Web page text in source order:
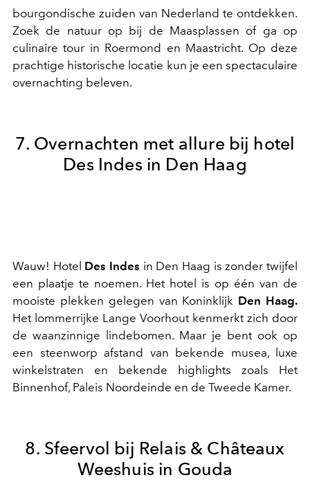
bourgondische zuiden van Nederland te ontdekken.
Zoek de natuur op bij de Maasplassen of ga op
culinaire tour in Roermond en Maastricht. Op deze
prachtige historische locatie kun je een spectaculaire
overnachting beleven.
7. Overnachten met allure bij hotel
Des Indes in Den Haag
Wauw! Hotel Des Indes in Den Haag is zonder twijfel
een plaatje te noemen. Het hotel is op één van de
mooiste plekken gelegen van Koninklijk Den Haag.
Het lommerrijke Lange Voorhout kenmerkt zich door
de waanzinnige lindebomen. Maar je bent ook op
een steenworp afstand van bekende musea, luxe
winkelstraten en bekende highlights zoals Het
Binnenhof, Paleis Noordeinde en de Tweede Kamer.
8. Sfeervol bij Relais & Châteaux
Weeshuis in Gouda